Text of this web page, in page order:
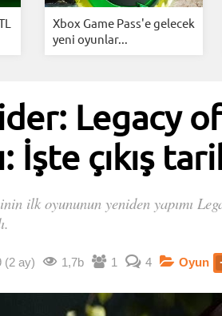
Xbox Game Pass'e gelecek
yeni oyunlar...
Legacy
İşte çıkış
ilk oyununun yeniden yapımı
(2 ay) 1,7b 1 4 Oyun